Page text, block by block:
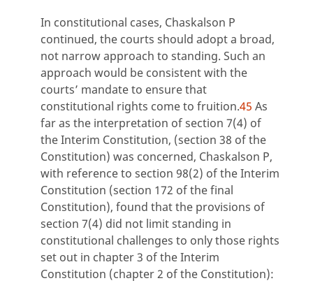
In constitutional cases, Chaskalson P
continued, the courts should adopt a broad,
not narrow approach to standing. Such an
approach would be consistent with the
courts’ mandate to ensure that
constitutional rights come to fruition.45 As
far as the interpretation of section 7(4) of
the Interim Constitution, (section 38 of the
Constitution) was concerned, Chaskalson P,
with reference to section 98(2) of the Interim
Constitution (section 172 of the final
Constitution), found that the provisions of
section 7(4) did not limit standing in
constitutional challenges to only those rights
set out in chapter 3 of the Interim
Constitution (chapter 2 of the Constitution):